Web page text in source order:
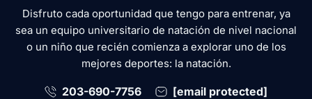
Disfruto cada oportunidad que tengo para entrenar, ya
sea un equipo universitario de natación de nivel nacional
o un niño que recién comienza a explorar uno de los
mejores deportes: la natación.
203-690-7756 [email protected]